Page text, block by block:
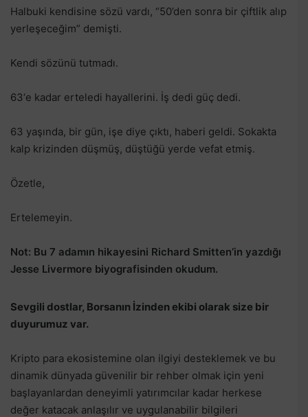
Halbuki kendisine sözü vardı, “50’den sonra bir çiftlik alıp
yerleşeceğim” demişti.
Kendi sözünü tutmadı.
63‘e kadar erteledi hayallerini. İş dedi güç dedi.
63 yaşında, bir gün, işe diye çıktı, haberi geldi. Sokakta
kalp krizinden düşmüş, düştüğü yerde vefat etmiş.
Özetle,
Ertelemeyin.
Not: Bu 7 adamın hikayesini Richard Smitten’in yazdığı
Jesse Livermore biyografisinden okudum.
Sevgili dostlar, Borsanın İzinden ekibi olarak size bir
duyurumuz var.
Kripto para ekosistemine olan ilgiyi desteklemek ve bu
dinamik dünyada güvenilir bir rehber olmak için yeni
başlayanlardan deneyimli yatırımcılar kadar herkese
değer katacak anlaşılır ve uygulanabilir bilgileri